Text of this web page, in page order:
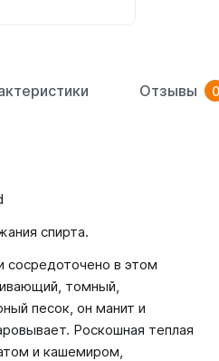
Отзывы 0
спирта.
сосредоточено в этом
томный,
песок, он манит и
Роскошная теплая
и кашемиром,